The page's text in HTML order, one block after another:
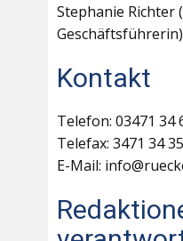
Stephanie Richter
Geschäftsführerin)
Kontakt
Telefon: 03471 34
Telefax: 3471 34
E-Mail: